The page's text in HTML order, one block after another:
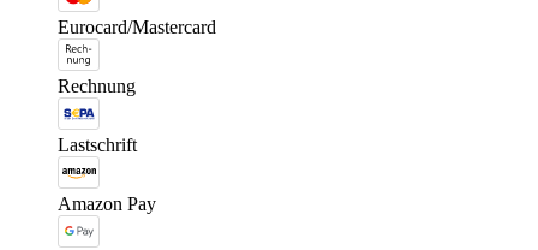
Eurocard/Mastercard
Rechnung
Lastschrift
Amazon Pay